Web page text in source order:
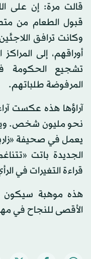
قالت مرة: إن على
قبول الطعام من
وكانت ترافق
أوراقهم، إلى
تشجيع الحكومة
المرفوضة طلباتهم.
آراؤها هذه عكست
نحو مليون شخص.
يعمل في صحيفة
الجديدة باتت
قراءة التغيرات في
هذه موهبة سيكون
الأقصى للنجاح في